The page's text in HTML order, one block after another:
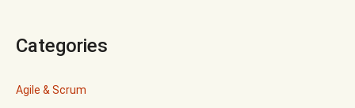
Categories
Agile & Scrum